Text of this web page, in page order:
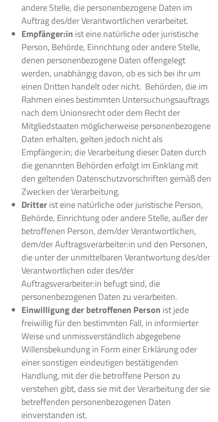
andere Stelle, die personenbezogene Daten im
Auftrag des/der Verantwortlichen verarbeitet.
Empfänger:in ist eine natürliche oder juristische
Person, Behörde, Einrichtung oder andere Stelle,
denen personenbezogene Daten offengelegt
werden, unabhängig davon, ob es sich bei ihr um
einen Dritten handelt oder nicht. Behörden, die im
Rahmen eines bestimmten Untersuchungsauftrags
nach dem Unionsrecht oder dem Recht der
Mitgliedstaaten möglicherweise personenbezogene
Daten erhalten, gelten jedoch nicht als
Empfänger:in; die Verarbeitung dieser Daten durch
die genannten Behörden erfolgt im Einklang mit
den geltenden Datenschutzvorschriften gemäß den
Zwecken der Verarbeitung.
Dritterist eine natürliche oder juristische Person,
Behörde, Einrichtung oder andere Stelle, außer der
betroffenen Person, dem/der Verantwortlichen,
dem/der Auftragsverarbeiter:in und den Personen,
die unter der unmittelbaren Verantwortung des/der
Verantwortlichen oder des/der
Auftragsverarbeiter:in befugt sind, die
personenbezogenen Daten zu verarbeiten.
Einwilligung der betroffenen Person ist jede
freiwillig für den bestimmten Fall, in informierter
Weise und unmissverständlich abgegebene
Willensbekundung in Form einer Erklärung oder
einer sonstigen eindeutigen bestätigenden
Handlung, mit der die betroffene Person zu
verstehen gibt, dass sie mit der Verarbeitung der sie
betreffenden personenbezogenen Daten
einverstanden ist.